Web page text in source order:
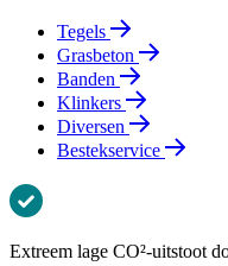
Tegels
Grasbeton
Banden
Klinkers
Diversen
Bestekservice
Extreem lage CO²-uitstoot